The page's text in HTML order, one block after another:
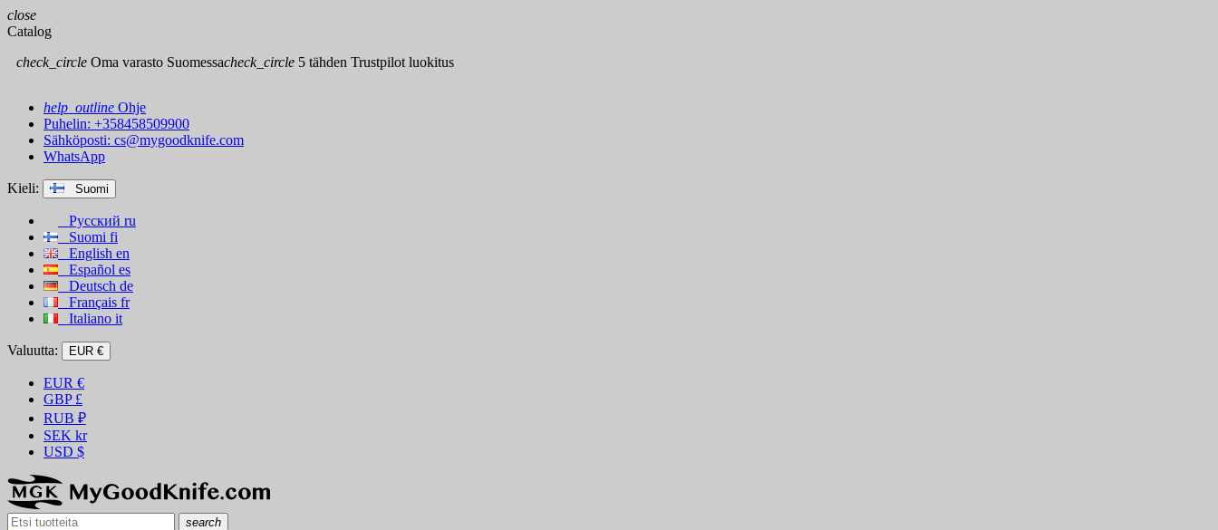
close
Catalog
check_circle Oma varasto Suomessacheck_circle 5 tähden Trustpilot luokitus
help_outline Ohje
Puhelin: +358458509900
Sähköposti: cs@mygoodknife.com
WhatsApp
Kieli: Suomi
Русский ru
Suomi fi
English en
Español es
Deutsch de
Français fr
Italiano it
Valuutta: EUR €
EUR €
GBP £
RUB ₽
SEK kr
USD $
search